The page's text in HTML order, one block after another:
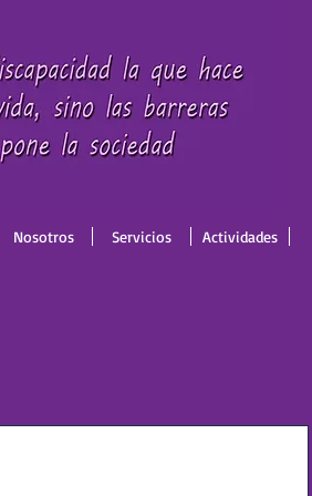
Nosotros Servicios Actividades